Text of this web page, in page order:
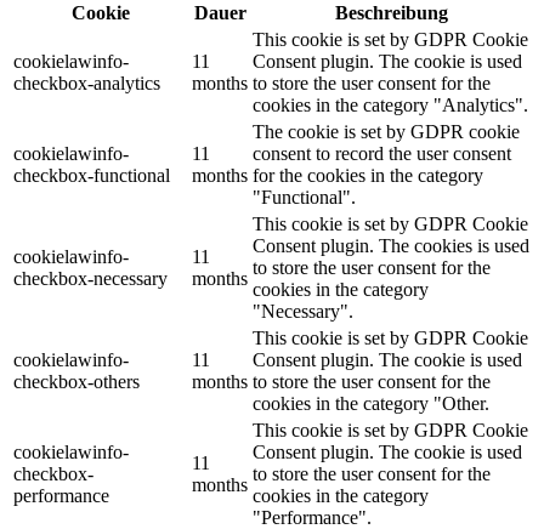
Cookie
Dauer Beschreibung
cookielawinfo-
checkbox-analytics
11
months
This cookie is set by GDPR Cookie
Consent plugin. The cookie is used
to store the user consent for the
cookies in the category "Analytics".
cookielawinfo-
checkbox-functional
11
months
The cookie is set by GDPR cookie
consent to record the user consent
for the cookies in the category
"Functional".
cookielawinfo-
checkbox-necessary
11
months
This cookie is set by GDPR Cookie
Consent plugin. The cookies is used
to store the user consent for the
cookies in the category
"Necessary".
cookielawinfo-
checkbox-others
11
months
This cookie is set by GDPR Cookie
Consent plugin. The cookie is used
to store the user consent for the
cookies in the category "Other.
cookielawinfo-
checkbox-
performance
11
months
This cookie is set by GDPR Cookie
Consent plugin. The cookie is used
to store the user consent for the
cookies in the category
"Performance".